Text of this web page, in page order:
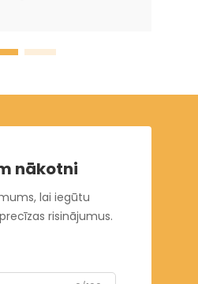
nākotni
lai iegūtu
risinājumus.